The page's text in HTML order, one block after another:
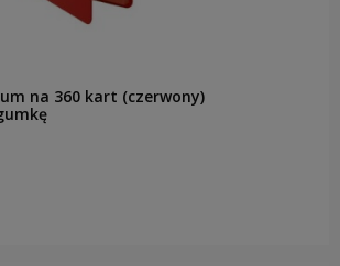
na 360 kart (czerwony)